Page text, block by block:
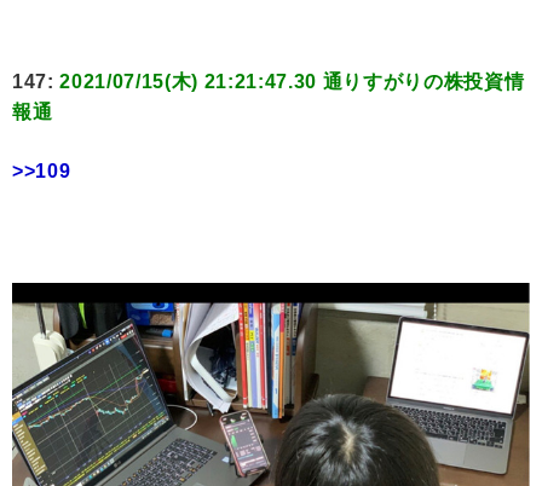
147:2021/07/15(木) 21:21:47.30 通りすがりの株投資情
報通
>>109